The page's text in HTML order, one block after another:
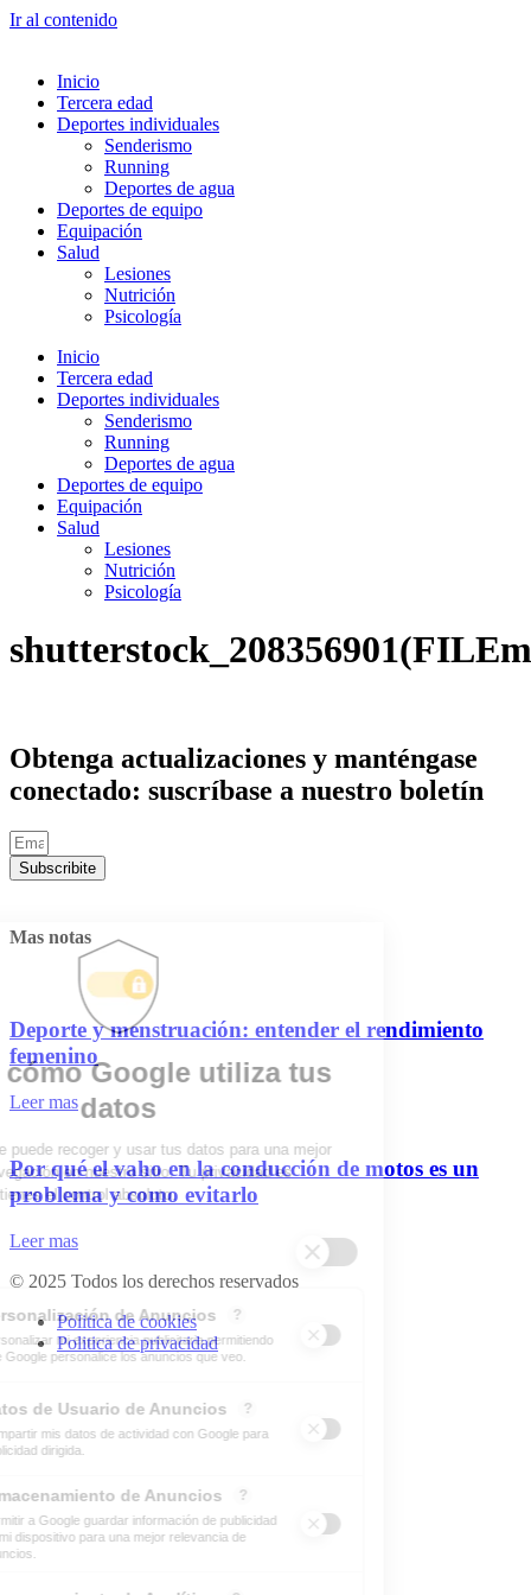
Ir al contenido
Inicio
Tercera edad
Deportes individuales
Senderismo
Running
Deportes de agua
Deportes de equipo
Equipación
Salud
Lesiones
Nutrición
Psicología
Inicio
Tercera edad
Deportes individuales
Senderismo
Running
Deportes de agua
Deportes de equipo
Equipación
Salud
Lesiones
Nutrición
Psicología
Obtenga actualizaciones y manténgase
conectado: suscríbase a nuestro boletín
Subscribite
Mas notas
Deporte y menstruación: entender el rendimiento
femenino
Leer mas
Por qué el vaho en la conducción de motos es un
problema y como evitarlo
Leer mas
© 2025 Todos los derechos reservados
Politica de cookies
Politica de privacidad